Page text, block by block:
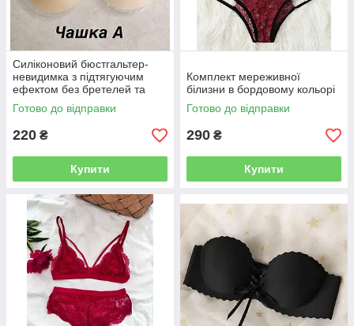
Силіконовий бюстгальтер-
невидимка з підтягуючим
ефектом без бретелей та
спинки, чашка A
Готово до відправки
220 ₴
Купити
Комплект мереживної
білизни в бордовому кольорі
Готово до відправки
290 ₴
Купити